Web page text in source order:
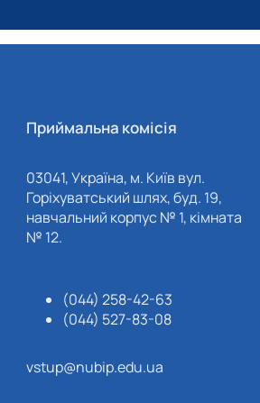
Приймальна комісія
03041, Україна, м. Київ вул.
Горіхуватський шлях, буд. 19,
навчальний корпус № 1, кімната
№ 12.
(044) 258-42-63
(044) 527-83-08
vstup@nubip.edu.ua